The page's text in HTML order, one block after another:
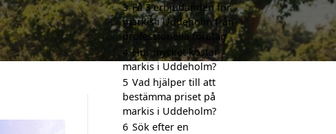
3 Få 3 erbjudanden för
markis i Uddeholm från
professionella företag
4 Hur mycket kostar
markis i Uddeholm?
5 Vad hjälper till att
bestämma priset på
markis i Uddeholm?
6 Sök efter en